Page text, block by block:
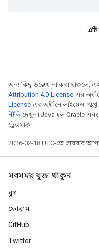
অন্য কিছু উল্লেখ না করা থাকলে, এই
Attribution 4.0 License-এর
License-এর অধীনে লাইসেন্স
নীতি দেখুন। Java হল Oracle এবং/
ট্রেডমার্ক।
2026-02-18 UTC-তে শেষবার
সবসময় যুক্ত থাকুন
ব্লগ
ফোরাম
GitHub
Twitter